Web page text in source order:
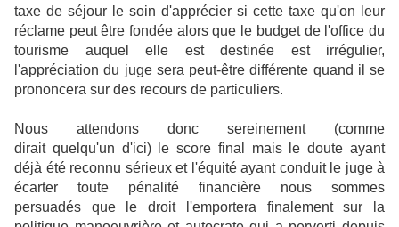
taxe de séjour le soin d'apprécier si cette taxe qu'on leur
réclame peut être fondée alors que le budget de l'office du
tourisme auquel elle est destinée est irrégulier,
l'appréciation du juge sera peut-être différente quand il se
prononcera sur des recours de particuliers.
Nous attendons donc sereinement (comme
dirait quelqu'un d'ici) le score final mais le doute ayant
déjà été reconnu sérieux et l'équité ayant conduit le juge à
écarter toute pénalité financière nous sommes
persuadés que le droit l'emportera finalement sur la